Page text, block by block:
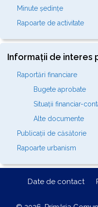
Minute ședințe
Rapoarte de activitate
Informații de interes
Raportări financiare
Bugete aprobate
Situații financiar-
Alte documente
Publicații de căsătorie
Rapoarte urbanism
Date de contact